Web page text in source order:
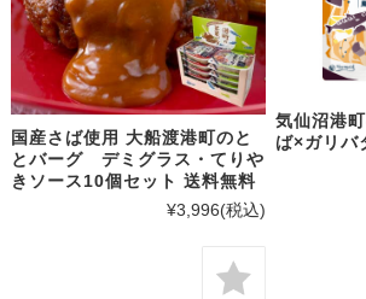
国産さば使用 大船渡港町のと
とバーグ デミグラス・てりや
きソース10個セット 送料無料
¥3,996(税込)
気仙沼港
ば×ガリバ